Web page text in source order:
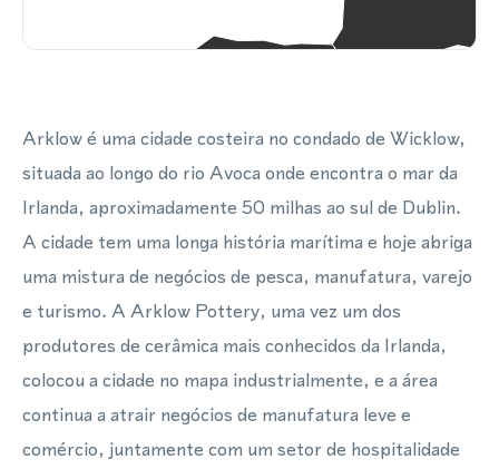
Arklow é uma cidade costeira no condado de Wicklow,
situada ao longo do rio Avoca onde encontra o mar da
Irlanda, aproximadamente 50 milhas ao sul de Dublin.
A cidade tem uma longa história marítima e hoje abriga
uma mistura de negócios de pesca, manufatura, varejo
e turismo. A Arklow Pottery, uma vez um dos
produtores de cerâmica mais conhecidos da Irlanda,
colocou a cidade no mapa industrialmente, e a área
continua a atrair negócios de manufatura leve e
comércio, juntamente com um setor de hospitalidade